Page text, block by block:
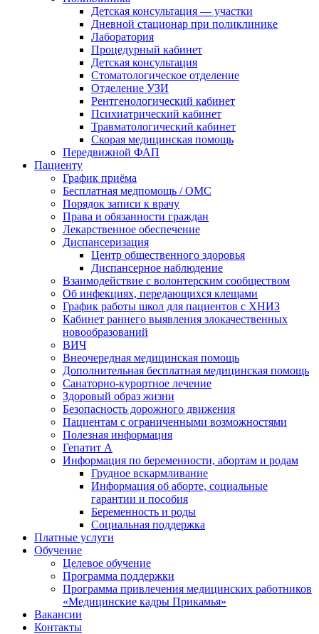
Детская консультация — участки
Дневной стационар при поликлинике
Лаборатория
Процедурный кабинет
Детская консультация
Стоматологическое отделение
Отделение УЗИ
Рентгенологический кабинет
Психиатрический кабинет
Травматологический кабинет
Скорая медицинская помощь
Передвижной ФАП
Пациенту
График приёма
Бесплатная медпомощь / ОМС
Порядок записи к врачу
Права и обязанности граждан
Лекарственное обеспечение
Диспансеризация
Центр общественного здоровья
Диспансерное наблюдение
Взаимодействие с волонтерским сообществом
Об инфекциях, передающихся клещами
График работы школ для пациентов с ХНИЗ
Кабинет раннего выявления злокачественных
новообразований
ВИЧ
Внеочередная медицинская помощь
Дополнительная бесплатная медицинская помощь
Санаторно-курортное лечение
Здоровый образ жизни
Безопасность дорожного движения
Пациентам с ограниченными возможностями
Полезная информация
Гепатит А
Информация по беременности, абортам и родам
Грудное вскармливание
Информация об аборте, социальные
гарантии и пособия
Беременность и роды
Социальная поддержка
Платные услуги
Обучение
Целевое обучение
Программа поддержки
Программа привлечения медицинских работников
«Медицинские кадры Прикамья»
Вакансии
Контакты